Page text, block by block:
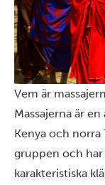
Vem är
Massajerna är
Kenya och norra
gruppen och
karakteristiska